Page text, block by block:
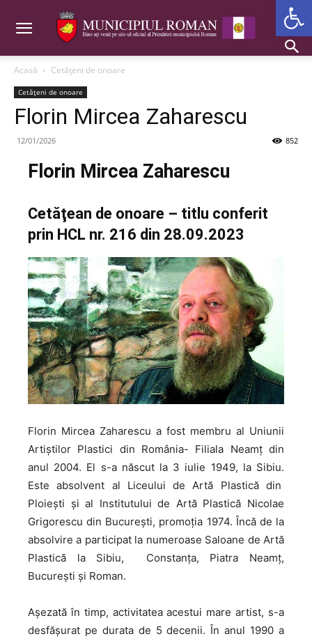
Acasă Cetăţeni de onoare
Cetăţeni de onoare
Florin Mircea Zaharescu
12/01/2026 852
Florin Mircea Zaharescu
Cetăţean de onoare – titlu conferit
prin HCL nr. 216 din 28.09.2023
Florin Mircea Zaharescu a fost membru al Uniunii
Artiştilor Plastici din România- Filiala Neamţ din
anul 2004. El s-a născut la 3 iulie 1949, la Sibiu.
Este absolvent al Liceului de Artă Plastică din
Ploiești și al Institutului de Artă Plastică Nicolae
Grigorescu din București, promoția 1974. Încă de la
absolvire a participat la numeroase Saloane de Artă
Plastică la Sibiu, Constanţa, Piatra Neamț,
București și Roman.
Așezată în timp, activitatea acestui mare artist, s-a
desfășurat pe durata de 5 decenii. În anul 1990 a